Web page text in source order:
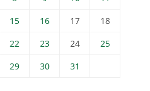
15 16 17
18
22 23 24
25
29 30 31